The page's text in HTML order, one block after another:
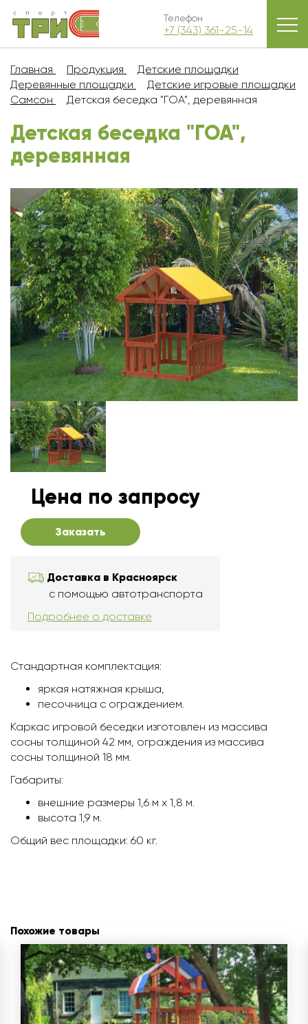
Телефон
+7 (343) 361-25-14
Главная Продукция
Детские площадки
Деревянные площадки
Детские игровые площадки
Самсон
Детская беседка "ГОА", деревянная
Детская беседка "ГОА",
деревянная
Цена по запросу
Заказать
Доставка в Красноярск
с помощью автотранспорта
Подробнее о доставке
Стандартная комплектация:
яркая натяжная крыша,
песочница с ограждением.
Каркас игровой беседки изготовлен из массива
сосны толщиной 42 мм, ограждения из массива
сосны толщиной 18 мм.
Габариты:
внешние размеры 1,6 м х 1,8 м.
высота 1,9 м.
Общий вес площадки: 60 кг.
Похожие товары